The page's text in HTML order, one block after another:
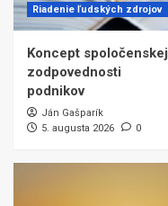
Riadenie ľudských zdrojov
Koncept spoločenskej
zodpovednosti
podnikov
Ján Gašparík
5. augusta 2026
0